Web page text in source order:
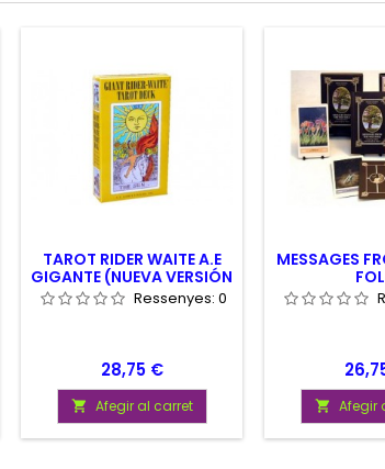
TAROT RIDER WAITE A.E
GIGANTE (NUEVA VERSIÓN
RIDER)Ressenyes: 0
Preu
28,75 €
 Afegir al carret
MESSAGES
Preu
 Afegir